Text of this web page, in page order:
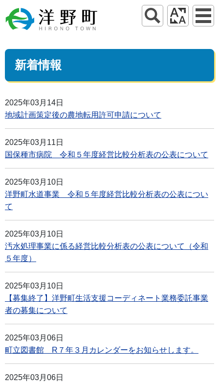
新着情報
2025年03月14日
地域計画策定後の農地転用許可申請について
2025年03月11日
国保種市病院 令和５年度経営比較分析表の公表について
2025年03月10日
洋野町水道事業 令和５年度経営比較分析表の公表につい
て
2025年03月10日
汚水処理事業に係る経営比較分析表の公表について（令和
５年度）
2025年03月10日
【募集終了】洋野町生活支援コーディネート業務委託事業
者の募集について
2025年03月06日
町立図書館 R７年３月カレンダーをお知らせします。
2025年03月06日